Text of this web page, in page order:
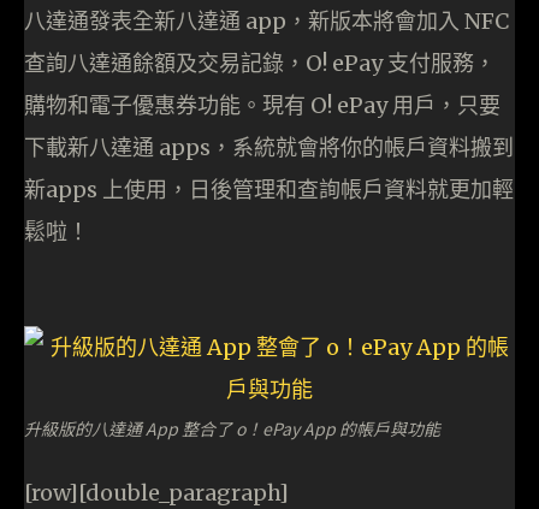
八達通發表全新八達通 app，新版本將會加入 NFC
查詢八達通餘額及交易記錄，O! ePay 支付服務，
購物和電子優惠券功能。現有 O! ePay 用戶，只要
下載新八達通 apps，系統就會將你的帳戶資料搬到
新apps 上使用，日後管理和查詢帳戶資料就更加輕
鬆啦！
升級版的八達通 App 整合了 o！ePay App 的帳戶與功能
[row][double_paragraph]